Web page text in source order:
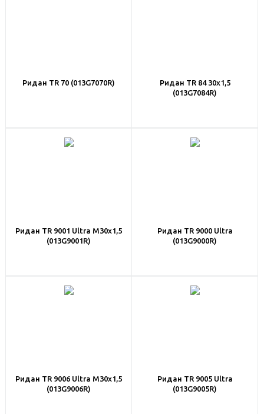
Ридан TR 70 (013G7070R)
Ридан TR 84 30x1,5
(013G7084R)
Ридан TR 9001 Ultra М30х1,5
(013G9001R)
Ридан TR 9000 Ultra
(013G9000R)
Ридан TR 9006 Ultra М30х1,5
(013G9006R)
Ридан TR 9005 Ultra
(013G9005R)